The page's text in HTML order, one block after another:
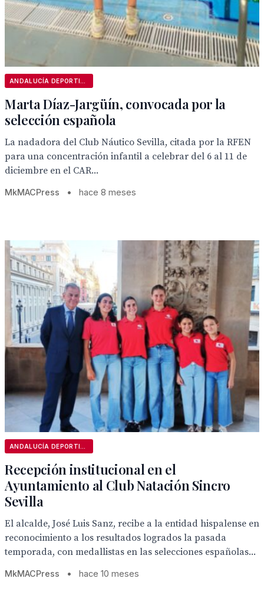
Marta Díaz-Jargüín, convocada por la
selección española
La nadadora del Club Náutico Sevilla, citada por la RFEN
para una concentración infantil a celebrar del 6 al 11 de
diciembre en el CAR...
MkMACPress • hace 8 meses
Recepción institucional en el
Ayuntamiento al Club Natación Sincro
Sevilla
El alcalde, José Luis Sanz, recibe a la entidad hispalense en
reconocimiento a los resultados logrados la pasada
temporada, con medallistas en las selecciones españolas...
MkMACPress • hace 10 meses